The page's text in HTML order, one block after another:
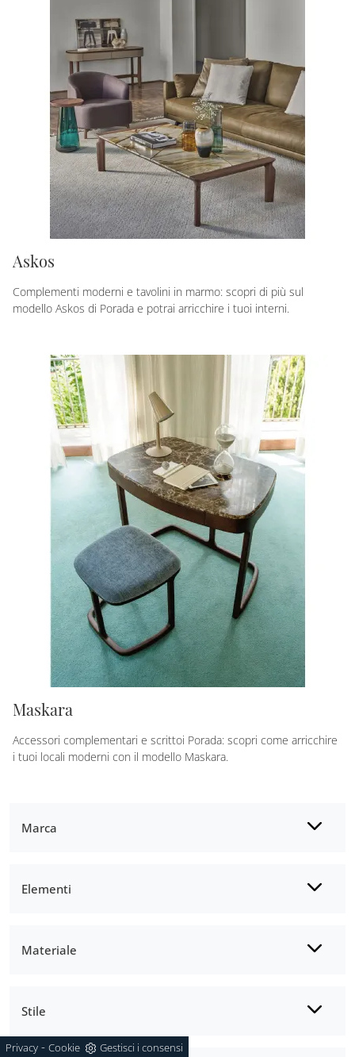
Marca
Elementi
Materiale
Stile
Askos
Complementi moderni e tavolini in marmo: scopri di più sul
modello Askos di Porada e potrai arricchire i tuoi interni.
Maskara
Accessori complementari e scrittoi Porada: scopri come arricchire
i tuoi locali moderni con il modello Maskara.
Privacy - Cookie Gestisci i consensi